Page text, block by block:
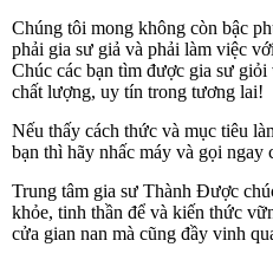
Chúng tôi mong không còn bậc
phải gia sư giả và phải làm việc
Chúc các bạn tìm được gia sư
chất lượng, uy tín trong tương lai!
Nếu thấy cách thức và mục tiêu
bạn thì hãy nhấc máy và gọi
Trung tâm gia sư Thành Được
khỏe, tinh thần để và kiến thức
cửa gian nan mà cũng đầy vinh